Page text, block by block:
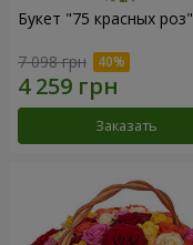
Букет "75 красных роз"
7 098 грн
Заказать